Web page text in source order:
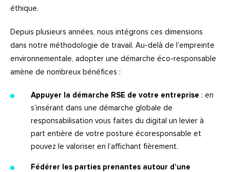
éthique.
Depuis plusieurs années, nous intégrons ces dimensions
dans notre méthodologie de travail. Au-delà de l’empreinte
environnementale, adopter une démarche éco-responsable
amène de nombreux bénéfices :
Appuyer la démarche RSE de votre entreprise : en
s’insérant dans une démarche globale de
responsabilisation vous faites du digital un levier à
part entière de votre posture écoresponsable et
pouvez le valoriser en l’affichant fièrement.
Fédérer les parties prenantes autour d’une